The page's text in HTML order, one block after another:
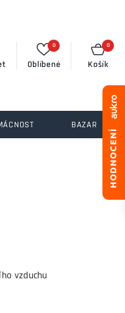
0
Oblíbené
0
Košík
BAZAR
vzduchu